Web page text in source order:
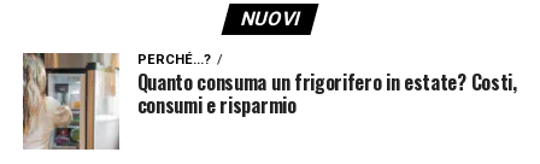
NUOVI
PERCHÉ...?
Quanto consuma un frigorifero in estate? Costi,
consumi e risparmio